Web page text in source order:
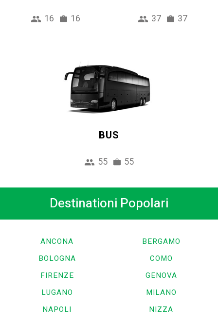
16 16 37 37
BUS
55 55
Destinationi Popolari
ANCONA
BERGAMO
BOLOGNA
COMO
FIRENZE
GENOVA
LUGANO
MILANO
NAPOLI
NIZZA